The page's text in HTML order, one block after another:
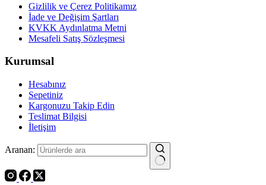
Gizlilik ve Çerez Politikamız
İade ve Değişim Şartları
KVKK Aydınlatma Metni
Mesafeli Satış Sözleşmesi
Kurumsal
Hesabınız
Sepetiniz
Kargonuzu Takip Edin
Teslimat Bilgisi
İletişim
Aranan: